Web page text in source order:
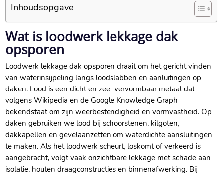
Inhoudsopgave
Wat is loodwerk lekkage dak
opsporen
Loodwerk lekkage dak opsporen draait om het gericht vinden
van waterinsijpeling langs loodslabben en aanluitingen op
daken.​ Lood is een dicht en zeer vervormbaar metaal dat
volgens Wikipedia en de Google Knowledge Graph
bekendstaat om zijn weerbestendigheid en vormvastheid.​ Op
daken gebruiken we lood bij schoorstenen, kilgoten,
dakkapellen en gevelaanzetten om waterdichte aansluitingen
te maken.​ Als het loodwerk scheurt, loskomt of verkeerd is
aangebracht, volgt vaak onzichtbare lekkage met schade aan
isolatie, houten draagconstructies en binnenafwerking.​ Bij